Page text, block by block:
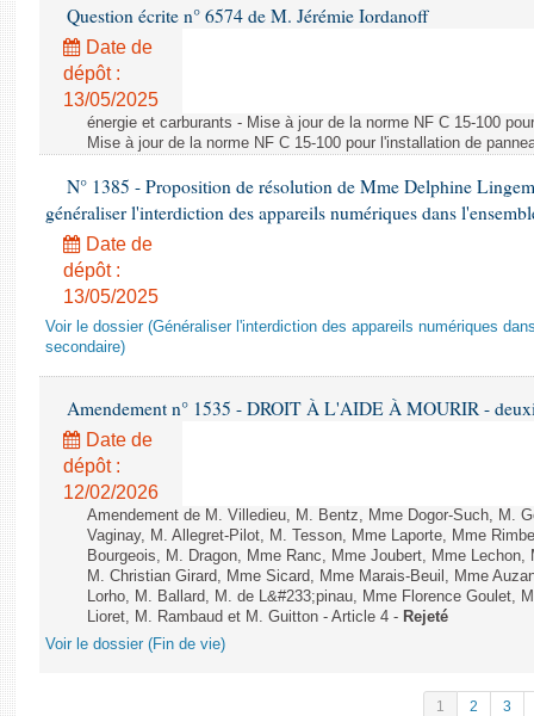
Question écrite n° 6574 de M. Jérémie Iordanoff
Date de
dépôt :
13/05/2025
énergie et carburants - Mise à jour de la norme NF C 15-100
Mise à jour de la norme NF C 15-100 pour l'installation de
N° 1385 - Proposition de résolution de Mme Delphine
généraliser l'interdiction des appareils numériques dans
Date de
dépôt :
13/05/2025
Voir le dossier (Généraliser l'interdiction des appareils numériques
secondaire)
Amendement n° 1535 - DROIT À L'AIDE À MOURIR -
Date de
dépôt :
12/02/2026
Amendement de M. Villedieu, M. Bentz, Mme Dogor-Such, M.
Vaginay, M. Allegret-Pilot, M. Tesson, Mme Laporte, Mme
Bourgeois, M. Dragon, Mme Ranc, Mme Joubert, Mme
M. Christian Girard, Mme Sicard, Mme Marais-Beuil, Mme
Lorho, M. Ballard, M. de L&#233;pinau, Mme Florence Goulet,
Lioret, M. Rambaud et M. Guitton - Article 4 - Rejeté
Voir le dossier (Fin de vie)
1 2 3